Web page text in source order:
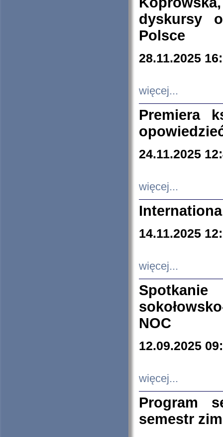
dyskursy
Polsce
28.11.2025
więcej...
Premiera
24.11.2025
więcej...
14.11.2025
więcej...
NOC
12.09.2025
więcej...
Program
semestr